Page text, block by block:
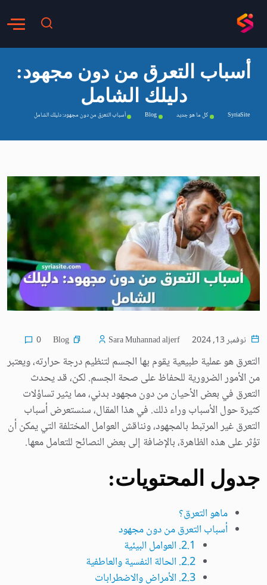
أسباب التعرق من دون مجهود:
دليلك الشامل
SyriaSite كل ما هو جديد Blog أسباب التعرق من دون مجهود: دليلك الشامل
نوفمبر 13, 2024 Sara Muhannad aljerf
Blog
0
التعرق هو عملية طبيعية يقوم بها الجسم لتنظيم درجة حرارته، ويعتبر
من الأمور الضرورية للحفاظ على صحة الجسم. لكن، قد يحدث
التعرق في بعض الأحيان من دون مجهود بدني، مما يثير تساؤلات
كثيرة حول الأسباب وراء ذلك. في هذا المقال، سنستعرض أسباب
التعرق غير المرتبط بالمجهود، ونناقش العوامل المختلفة التي يمكن أن
تؤثر على هذه الظاهرة، بالإضافة إلى بعض النصائح للتعامل معها.
جدول المحتويات:
ماهو التعرق؟
أسباب التعرق من دون مجهود
2.1. العوامل البيئية
2.2. الحالة النفسية والعاطفية
2.3. الأمراض والاضطرابات